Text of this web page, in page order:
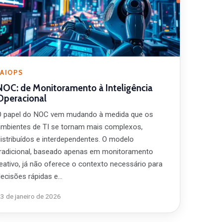
AIOPS
de Monitoramento à Inteligência
papel do NOC vem mudando à medida que os
de TI se tornam mais complexos,
e interdependentes. O modelo
baseado apenas em monitoramento
já não oferece o contexto necessário para
rápidas e…
de janeiro de 2026